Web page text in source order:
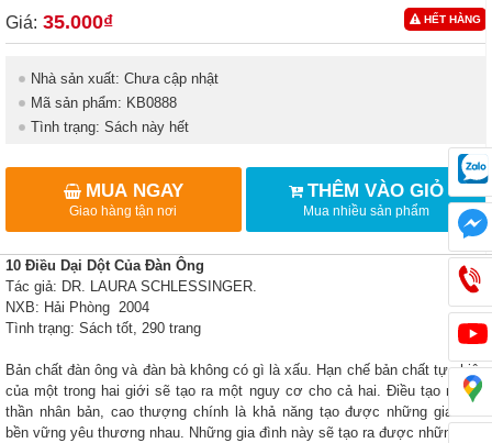
HẾT HÀNG
Giá: 35.000₫
Nhà sản xuất: Chưa cập nhật
Mã sản phẩm: KB0888
Tình trạng: Sách này hết
MUA NGAY
Giao hàng tận nơi
THÊM VÀO GIỎ
Mua nhiều sản phẩm
10 Điều Dại Dột Của Đàn Ông
Tác giả: DR. LAURA SCHLESSINGER.
NXB: Hải Phòng 2004
Tình trạng: Sách tốt, 290 trang
Bản chất đàn ông và đàn bà không có gì là xấu. Hạn chế bản chất tự nhiên
của một trong hai giới sẽ tạo ra một nguy cơ cho cả hai. Điều tạo ra tinh
thần nhân bản, cao thượng chính là khả năng tạo được những gia đình
bền vững yêu thương nhau. Những gia đình này sẽ tạo ra được những con